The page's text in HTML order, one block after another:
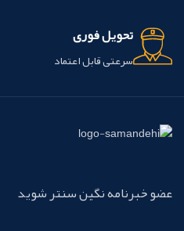
تحویل فوری
سرعتی قابل اعتماد
عضو خبرنامه نگین سنتر شوید